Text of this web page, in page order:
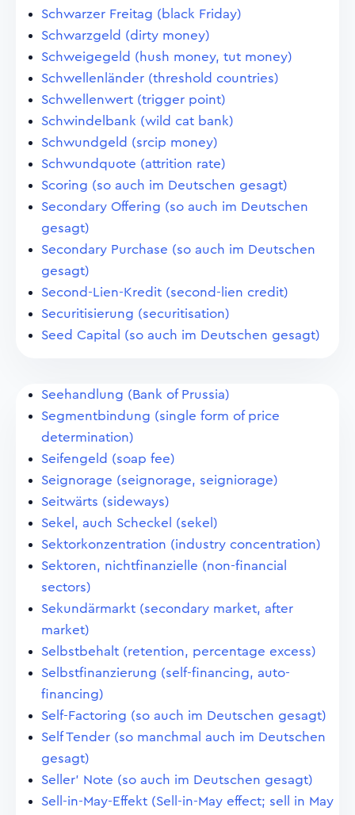
Schwarzer Freitag (black Friday)
Schwarzgeld (dirty money)
Schweigegeld (hush money, tut money)
Schwellenländer (threshold countries)
Schwellenwert (trigger point)
Schwindelbank (wild cat bank)
Schwundgeld (srcip money)
Schwundquote (attrition rate)
Scoring (so auch im Deutschen gesagt)
Secondary Offering (so auch im Deutschen
gesagt)
Secondary Purchase (so auch im Deutschen
gesagt)
Second-Lien-Kredit (second-lien credit)
Securitisierung (securitisation)
Seed Capital (so auch im Deutschen gesagt)
Seehandlung (Bank of Prussia)
Segmentbindung (single form of price
determination)
Seifengeld (soap fee)
Seignorage (seignorage, seigniorage)
Seitwärts (sideways)
Sekel, auch Scheckel (sekel)
Sektorkonzentration (industry concentration)
Sektoren, nichtfinanzielle (non-financial
sectors)
Sekundärmarkt (secondary market, after
market)
Selbstbehalt (retention, percentage excess)
Selbstfinanzierung (self-financing, auto-
financing)
Self-Factoring (so auch im Deutschen gesagt)
Self Tender (so manchmal auch im Deutschen
gesagt)
Seller' Note (so auch im Deutschen gesagt)
Sell-in-May-Effekt (Sell-in-May effect; sell in May